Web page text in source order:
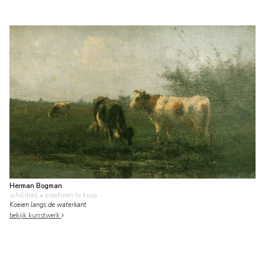
Herman Bogman
schilderij • voorheen te koop
Koeien langs de waterkant
bekijk kunstwerk